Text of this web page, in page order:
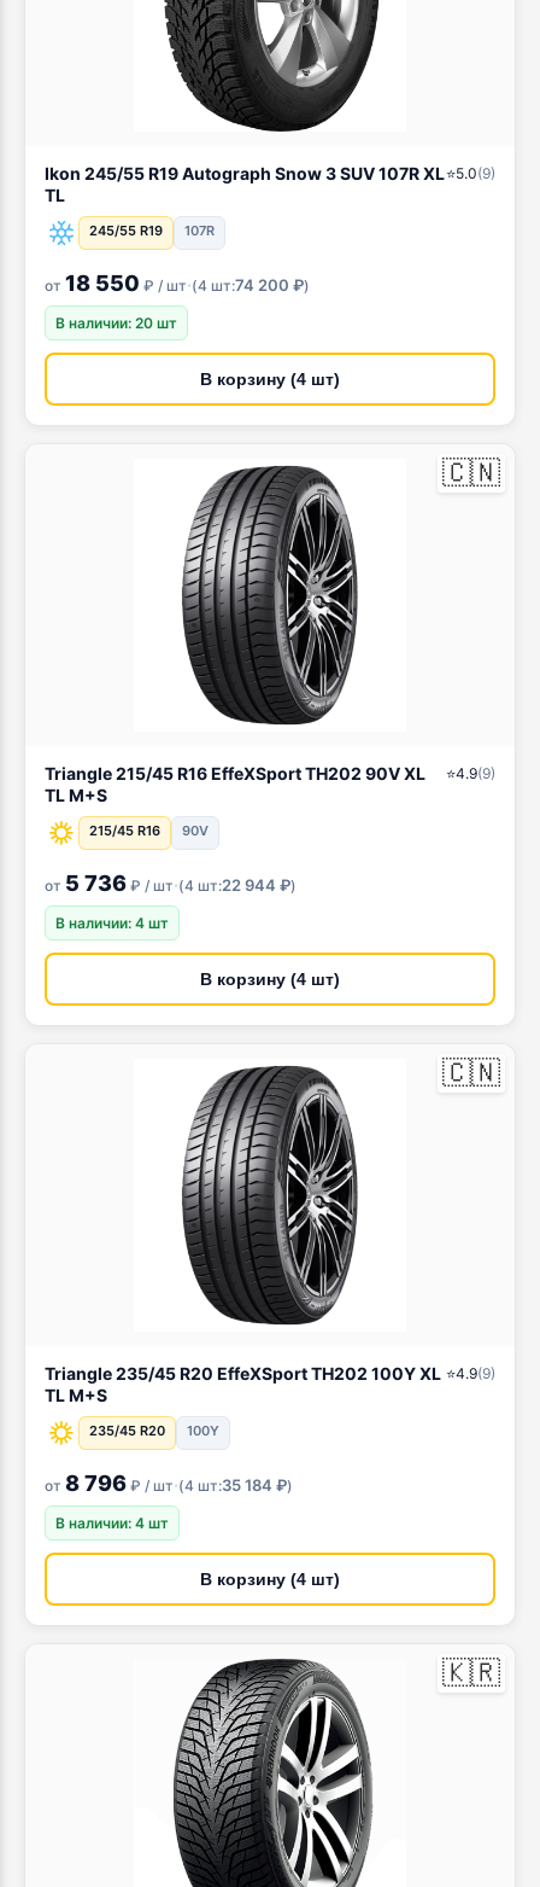
Ikon 245/55 R19 Autograph Snow 3 SUV 107R XL
TL
⭐5.0(9)
245/55 R19 107R
от 18 550 ₽ / шт·(4 шт:74 200 ₽)
В наличии: 20 шт
В корзину (4 шт)
🇨🇳
Triangle 215/45 R16 EffeXSport TH202 90V XL
TL M+S
⭐4.9(9)
215/45 R16 90V
от 5 736 ₽ / шт·(4 шт:22 944 ₽)
В наличии: 4 шт
В корзину (4 шт)
🇨🇳
Triangle 235/45 R20 EffeXSport TH202 100Y XL
TL M+S
⭐4.9(9)
235/45 R20 100Y
от 8 796 ₽ / шт·(4 шт:35 184 ₽)
В наличии: 4 шт
В корзину (4 шт)
🇰🇷